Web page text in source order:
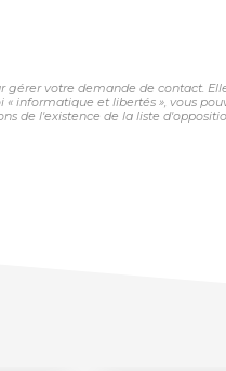
votre demande de contact.
informatique et libertés », vous
de l'existence de la liste